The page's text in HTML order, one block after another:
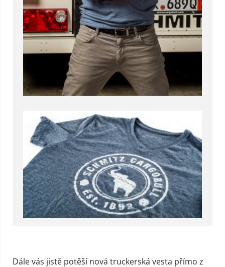
Dále vás jistě potěší nová truckerská vesta přímo z